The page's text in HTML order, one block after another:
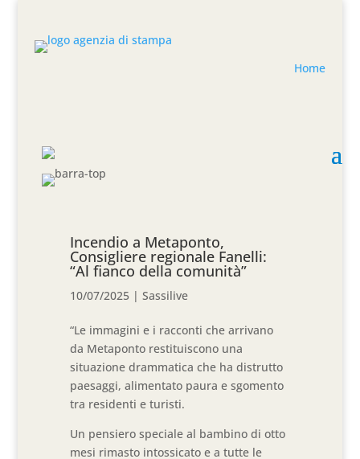
Home
Incendio a Metaponto,
Consigliere regionale Fanelli:
“Al fianco della comunità”
10/07/2025 |Sassilive
“Le immagini e i racconti che arrivano
da Metaponto restituiscono una
situazione drammatica che ha distrutto
paesaggi, alimentato paura e sgomento
tra residenti e turisti.
Un pensiero speciale al bambino di otto
mesi rimasto intossicato e a tutte le